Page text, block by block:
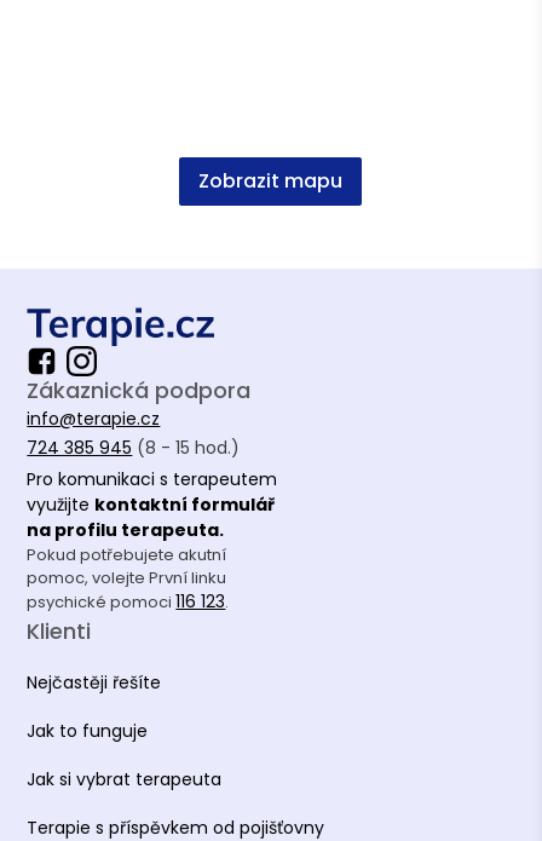
Terapie.cz
Jak rozeznat rozdíl mezi láskou a
nezdravou závislostí
Zobrazit mapu
Zákaznická podpora
info@terapie.cz
724 385 945 (8 - 15 hod.)
Pro komunikaci s terapeutem
využijte kontaktní formulář
na profilu terapeuta.
Pokud potřebujete akutní
pomoc, volejte První linku
psychické pomoci116 123.
Klienti
Nejčastěji řešíte
Jak to funguje
Jak si vybrat terapeuta
Terapie s příspěvkem od pojišťovny